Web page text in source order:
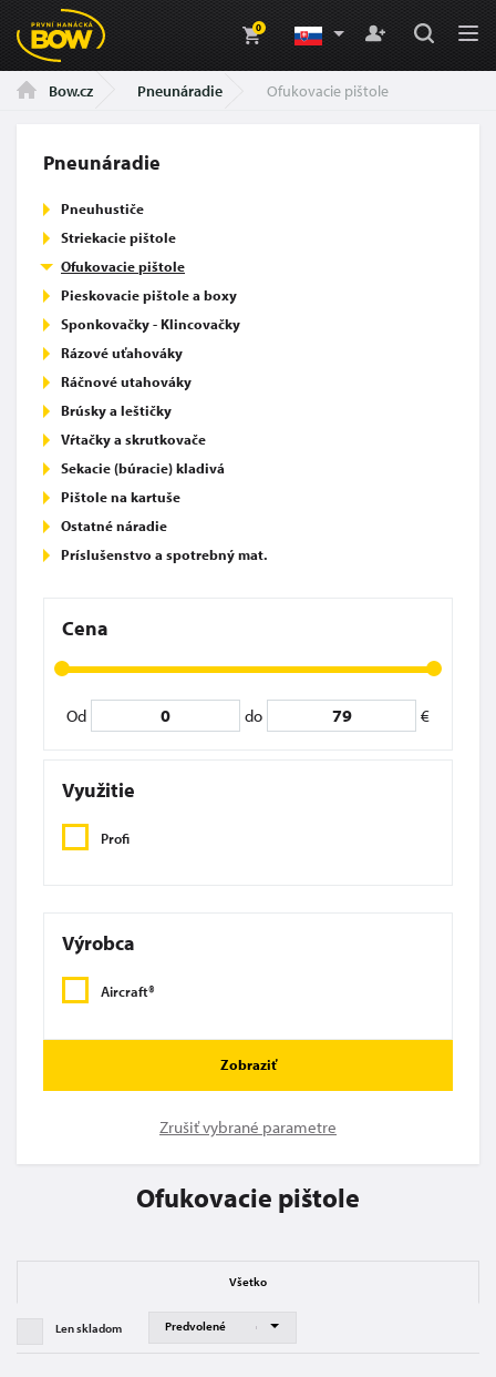
0
Bow.cz Pneunáradie Ofukovacie pištole
Pneunáradie
Pneuhustiče
Striekacie pištole
Ofukovacie pištole
Pieskovacie pištole a boxy
Sponkovačky - Klincovačky
Rázové uťahováky
Ráčnové utahováky
Brúsky a leštičky
Vŕtačky a skrutkovače
Sekacie (búracie) kladivá
Pištole na kartuše
Ostatné náradie
Príslušenstvo a spotrebný mat.
Cena
Od do €
Využitie
Profi
Výrobca
Aircraft®
Zobraziť
Zrušiť vybrané parametre
Ofukovacie pištole
Všetko
Len skladom